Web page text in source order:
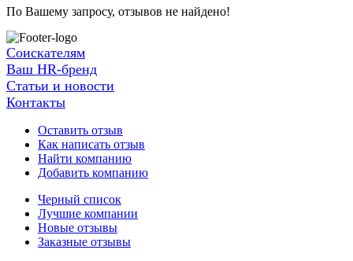
По Вашему запросу, отзывов не найдено!
Соискателям
Ваш HR-бренд
Статьи и новости
Контакты
Оставить отзыв
Как написать отзыв
Найти компанию
Добавить компанию
Черный список
Лучшие компании
Новые отзывы
Заказные отзывы